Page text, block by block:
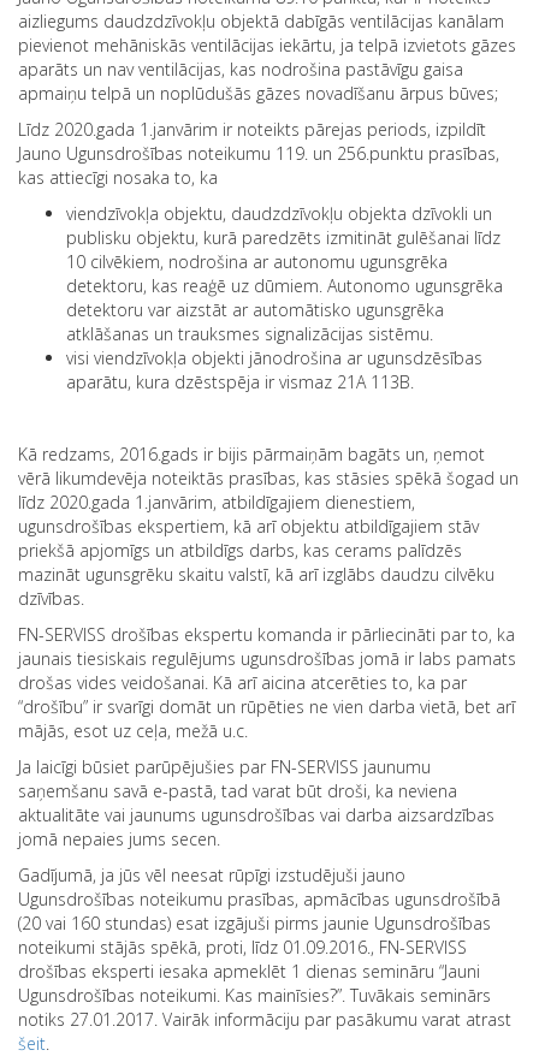
aizliegums daudzdzīvokļu objektā dabīgās ventilācijas kanālam
pievienot mehāniskās ventilācijas iekārtu, ja telpā izvietots gāzes
aparāts un nav ventilācijas, kas nodrošina pastāvīgu gaisa
apmaiņu telpā un noplūdušās gāzes novadīšanu ārpus būves;
Līdz 2020.gada 1.janvārim ir noteikts pārejas periods, izpildīt
Jauno Ugunsdrošības noteikumu 119. un 256.punktu prasības,
kas attiecīgi nosaka to, ka
viendzīvokļa objektu, daudzdzīvokļu objekta dzīvokli un
publisku objektu, kurā paredzēts izmitināt gulēšanai līdz
10 cilvēkiem, nodrošina ar autonomu ugunsgrēka
detektoru, kas reaģē uz dūmiem. Autonomo ugunsgrēka
detektoru var aizstāt ar automātisko ugunsgrēka
atklāšanas un trauksmes signalizācijas sistēmu.
visi viendzīvokļa objekti jānodrošina ar ugunsdzēsības
aparātu, kura dzēstspēja ir vismaz 21A 113B.
Kā redzams, 2016.gads ir bijis pārmaiņām bagāts un, ņemot
vērā likumdevēja noteiktās prasības, kas stāsies spēkā šogad un
līdz 2020.gada 1.janvārim, atbildīgajiem dienestiem,
ugunsdrošības ekspertiem, kā arī objektu atbildīgajiem stāv
priekšā apjomīgs un atbildīgs darbs, kas cerams palīdzēs
mazināt ugunsgrēku skaitu valstī, kā arī izglābs daudzu cilvēku
dzīvības.
FN-SERVISS drošības ekspertu komanda ir pārliecināti par to, ka
jaunais tiesiskais regulējums ugunsdrošības jomā ir labs pamats
drošas vides veidošanai. Kā arī aicina atcerēties to, ka par
“drošību” ir svarīgi domāt un rūpēties ne vien darba vietā, bet arī
mājās, esot uz ceļa, mežā u.c.
Ja laicīgi būsiet parūpējušies par FN-SERVISS jaunumu
saņemšanu savā e-pastā, tad varat būt droši, ka neviena
aktualitāte vai jaunums ugunsdrošības vai darba aizsardzības
jomā nepaies jums secen.
Gadījumā, ja jūs vēl neesat rūpīgi izstudējuši jauno
Ugunsdrošības noteikumu prasības, apmācības ugunsdrošībā
(20 vai 160 stundas) esat izgājuši pirms jaunie Ugunsdrošības
noteikumi stājās spēkā, proti, līdz 01.09.2016., FN-SERVISS
drošības eksperti iesaka apmeklēt 1 dienas semināru “Jauni
Ugunsdrošības noteikumi. Kas mainīsies?”. Tuvākais seminārs
notiks 27.01.2017. Vairāk informāciju par pasākumu varat atrast
šeit